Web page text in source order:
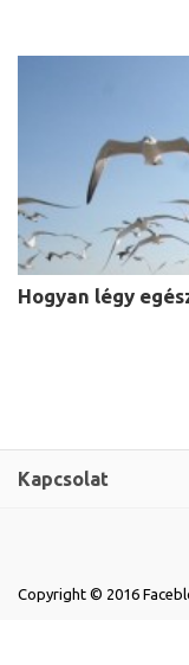
Hogyan légy
Kapcsolat
Copyright © 2016